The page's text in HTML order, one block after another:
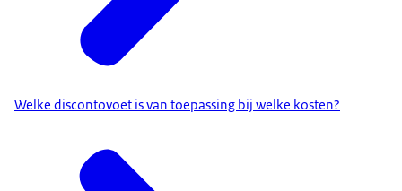
Welke discontovoet is van toepassing bij welke kosten?